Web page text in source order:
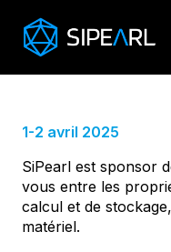
1-2 avril 2025
SiPearl est sponsor
vous entre les
calcul et de
matériel.